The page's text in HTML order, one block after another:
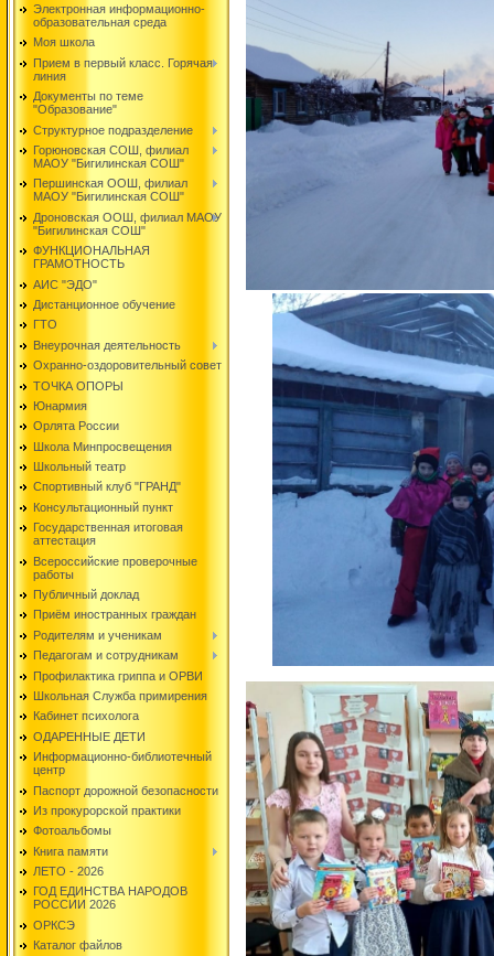
Электронная информационно-
образовательная среда
Моя школа
Прием в первый класс. Горячая
линия
Документы по теме
"Образование"
Структурное подразделение
Горюновская СОШ, филиал
МАОУ "Бигилинская СОШ"
Першинская ООШ, филиал
МАОУ "Бигилинская СОШ"
Дроновская ООШ, филиал МАОУ
"Бигилинская СОШ"
ФУНКЦИОНАЛЬНАЯ
ГРАМОТНОСТЬ
АИС "ЭДО"
Дистанционное обучение
ГТО
Внеурочная деятельность
Охранно-оздоровительный совет
ТОЧКА ОПОРЫ
Юнармия
Орлята России
Школа Минпросвещения
Школьный театр
Спортивный клуб "ГРАНД"
Консультационный пункт
Государственная итоговая
аттестация
Всероссийские проверочные
работы
Публичный доклад
Приём иностранных граждан
Родителям и ученикам
Педагогам и сотрудникам
Профилактика гриппа и ОРВИ
Школьная Служба примирения
Кабинет психолога
ОДАРЕННЫЕ ДЕТИ
Информационно-библиотечный
центр
Паспорт дорожной безопасности
Из прокурорской практики
Фотоальбомы
Книга памяти
ЛЕТО - 2026
ГОД ЕДИНСТВА НАРОДОВ
РОССИИ 2026
ОРКСЭ
Каталог файлов